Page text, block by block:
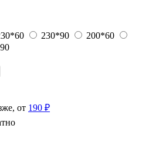
230*90
200*60
от 190 ₽